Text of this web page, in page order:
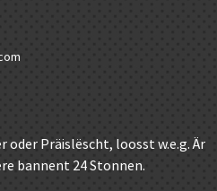
oder Präislëscht, loosst w.e.g. Är
bannent 24 Stonnen.